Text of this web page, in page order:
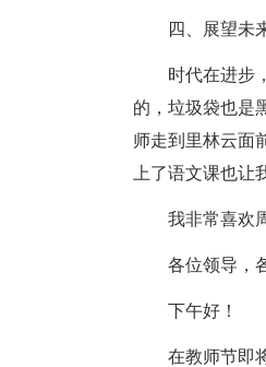
四、展望未
时代在进步
的，垃圾袋也是
师走到里林云面
上了语文课也让
我非常喜欢
各位领导，
下午好！
在教师节即